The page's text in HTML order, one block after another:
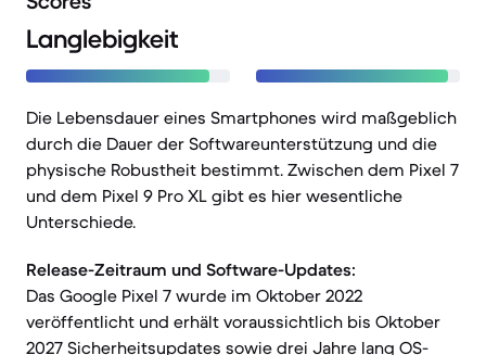
Langlebigkeit
Die Lebensdauer eines Smartphones wird maßgeblich
durch die Dauer der Softwareunterstützung und die
physische Robustheit bestimmt. Zwischen dem Pixel 7
und dem Pixel 9 Pro XL gibt es hier wesentliche
Unterschiede.
Release-Zeitraum und Software-Updates:
Das Google Pixel 7 wurde im Oktober 2022
veröffentlicht und erhält voraussichtlich bis Oktober
2027 Sicherheitsupdates sowie drei Jahre lang OS-